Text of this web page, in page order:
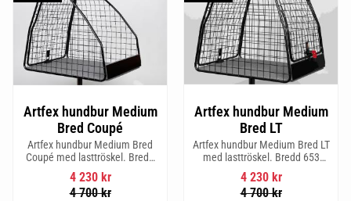
Artfex hundbur Medium
Bred Coupé
Artfex hundbur Medium Bred
Coupé med lasttröskel. Bredd
653 mm, Höjd 675 mm, Djup
830 mm och Vikt 19,4 kg.
4 230kr
4 700kr
Artfex hundbur Medium
Bred LT
Artfex hundbur Medium Bred LT
med lasttröskel. Bredd 653
mm, Höjd 675 mm, Djup 830
mm och Vikt 20,2 kg.
4 230kr
4 700kr